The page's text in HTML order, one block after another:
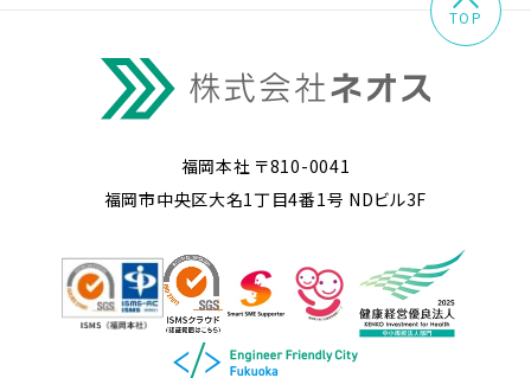
福岡本社 〒810-0041
福岡市中央区大名1丁目4番1号 NDビル3F
TOP